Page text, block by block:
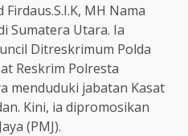
MH Nama
Sumatera Utara. Ia
Ditreskrimum Polda
Reskrim Polresta
menduduki jabatan Kasat
Kini, ia dipromosikan
(PMJ).